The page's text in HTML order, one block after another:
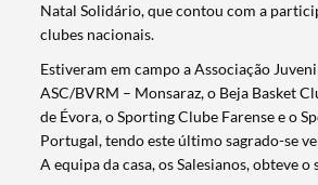
Natal Solidário, que contou com a
clubes nacionais.
Estiveram em campo a Associação
ASC/BVRM – Monsaraz, o Beja Basket
de Évora, o Sporting Clube Farense e o
Portugal, tendo este último sagrado-se
A equipa da casa, os Salesianos, obteve o